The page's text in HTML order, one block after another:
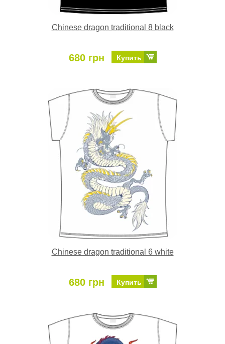
Chinese dragon traditional 8 black
680 грн Купить
Chinese dragon traditional 6 white
680 грн Купить